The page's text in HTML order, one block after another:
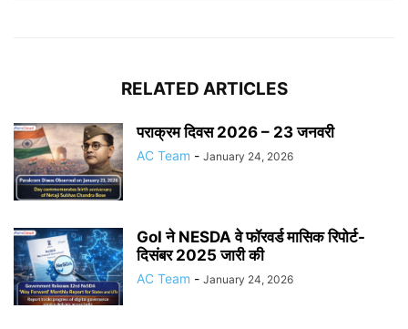
RELATED ARTICLES
पराक्रम दिवस 2026 – 23 जनवरी
AC Team - January 24, 2026
GoI ने NESDA वे फॉरवर्ड मासिक रिपोर्ट-
दिसंबर 2025 जारी की
AC Team - January 24, 2026